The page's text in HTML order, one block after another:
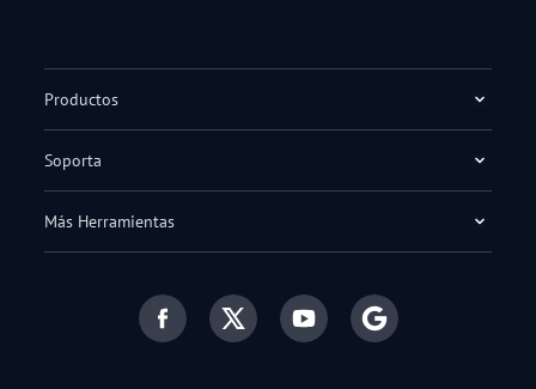
Productos
Soporta
Más Herramientas